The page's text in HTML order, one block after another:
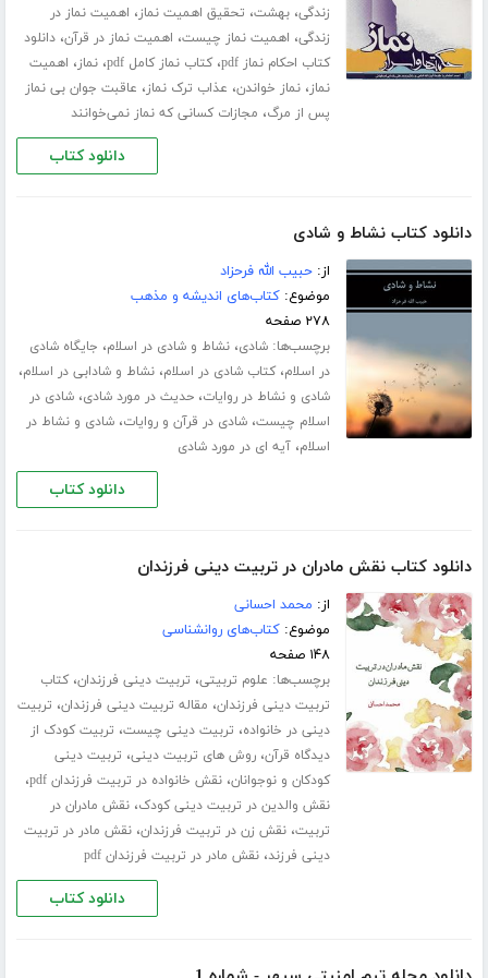
زندگی،بهشت، تحقیق اهمیت نماز، اهمیت نماز در
زندگی، اهمیت نماز چیست، اهمیت نماز در قرآن،دانلود
کتاب احکام نماز pdf
،کتاب نماز کامل pdf ،نماز، اهمیت
نماز،نماز خواندن، عذاب ترک نماز، عاقبت جوان بی نماز
پس از مرگ، مجازات کسانی که نماز نمی‌خوانند
دانلود کتاب
دانلود کتاب نشاط و شادی
از:حبیب الله فرحزاد
موضوع:کتاب‌های اندیشه و مذهب
۲۷۸ صفحه
برچسب‌ها:شادی،نشاط و شادی در اسلام، جایگاه شادی
در اسلام،کتاب شادی در اسلام،نشاط و شادابی در اسلام،
شادی و نشاط در روایات،حدیث در مورد شادی،شادی در
اسلام چیست،شادی در قرآن و روایات،شادی و نشاط در
اسلام،آیه ای در مورد شادی
دانلود کتاب
دانلود کتاب نقش مادران در تربیت دینی فرزندان
از: محمد احسانی
موضوع:کتاب‌های روانشناسی
۱۴۸ صفحه
برچسب‌ها: علوم تربیتی، تربیت دینی فرزندان،کتاب
تربیت دینی فرزندان، مقاله تربیت دینی فرزندان، تربیت
دینی در خانواده، تربیت دینی چیست، تربیت کودک از
دیدگاه قرآن،روش های تربیت دینی، تربیت دینی
کودکان و نوجوانان،نقش خانواده در تربیت فرزندان pdf ،
نقش والدین در تربیت دینی کودک،نقش مادران در
تربیت،نقش زن در تربیت فرزندان،نقش مادر در تربیت
دینی فرزند،نقش مادر در تربیت فرزندان pdf
دانلود کتاب